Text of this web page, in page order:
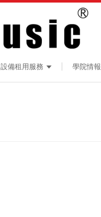
設備租用服務 學院情報